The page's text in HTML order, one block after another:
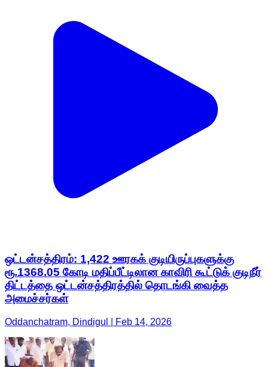
ஒட்டன்சத்திரம்: 1,422 ஊரகக் குடியிருப்புகளுக்கு
ரூ.1368.05 கோடி மதிப்பீட்டிலான காவிரி கூட்டுக் குடிநீர்
திட்டத்தை ஒட்டன்சத்திரத்தில் தொடங்கி வைத்த
அமைச்சர்கள்
Oddanchatram, Dindigul | Feb 14, 2026